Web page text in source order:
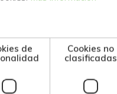
de
Cookies no
clasificadas